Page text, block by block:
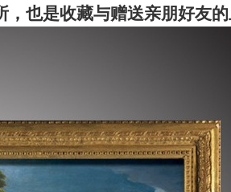
也是收藏与赠送亲朋好友的